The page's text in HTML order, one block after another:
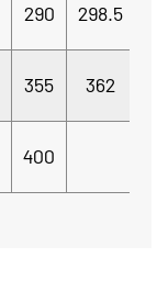
290 298.5
355 362
400